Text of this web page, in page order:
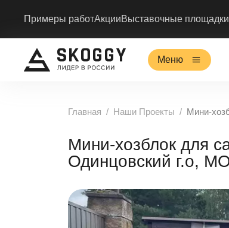
Примеры работАкцииВыставочные площадки
Меню
Главная Наши Проекты Мини-
Мини-хозблок для
Одинцовский г.о,